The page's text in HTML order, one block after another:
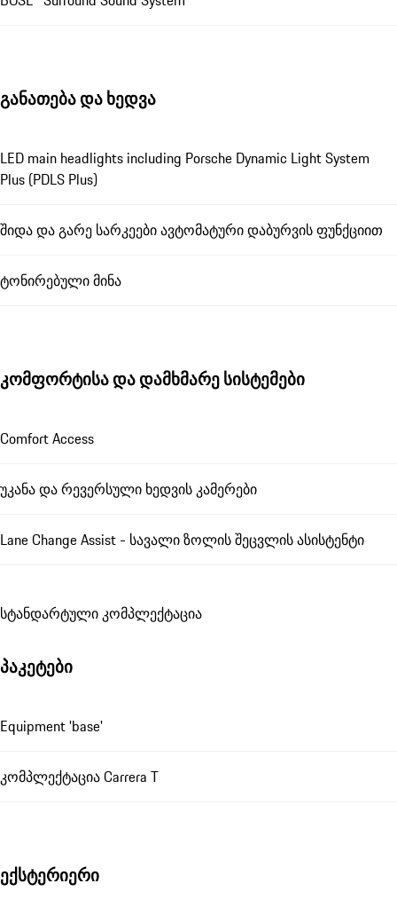
განათება და ხედვა
LED main headlights including Porsche Dynamic Light System
Plus (PDLS Plus)
შიდა და გარე სარკეები ავტომატური დაბურვის ფუნქციით
ტონირებული მინა
კომფორტისა და დამხმარე სისტემები
Comfort Access
უკანა და რევერსული ხედვის კამერები
Lane Change Assist - სავალი ზოლის შეცვლის ასისტენტი
სტანდარტული კომპლექტაცია
პაკეტები
Equipment 'base'
კომპლექტაცია Carrera T
ექსტერიერი